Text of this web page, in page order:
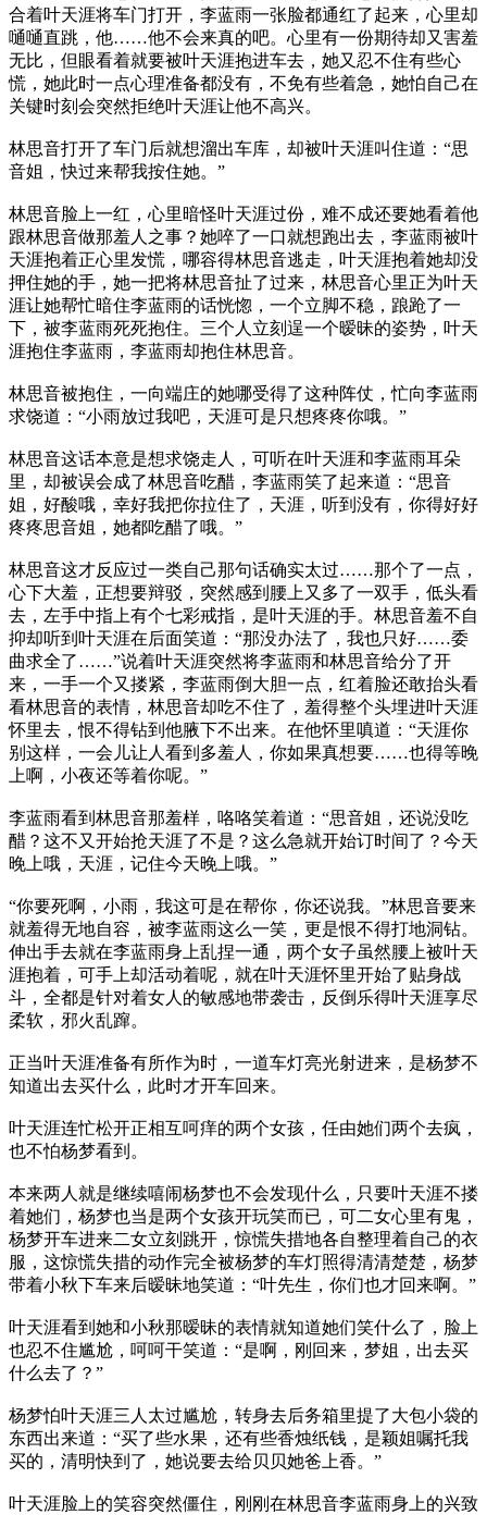
合着叶天涯将车门打开，李蓝雨一张脸都通红了起来，心里却
嗵嗵直跳，他……他不会来真的吧。心里有一份期待却又害羞
无比，但眼看着就要被叶天涯抱进车去，她又忍不住有些心
慌，她此时一点心理准备都没有，不免有些着急，她怕自己在
关键时刻会突然拒绝叶天涯让他不高兴。
林思音打开了车门后就想溜出车库，却被叶天涯叫住道：“思
音姐，快过来帮我按住她。”
林思音脸上一红，心里暗怪叶天涯过份，难不成还要她看着他
跟林思音做那羞人之事？她啐了一口就想跑出去，李蓝雨被叶
天涯抱着正心里发慌，哪容得林思音逃走，叶天涯抱着她却没
押住她的手，她一把将林思音扯了过来，林思音心里正为叶天
涯让她帮忙暗住李蓝雨的话恍惚，一个立脚不稳，踉跄了一
下，被李蓝雨死死抱住。三个人立刻逞一个暧昧的姿势，叶天
涯抱住李蓝雨，李蓝雨却抱住林思音。
林思音被抱住，一向端庄的她哪受得了这种阵仗，忙向李蓝雨
求饶道：“小雨放过我吧，天涯可是只想疼疼你哦。”
林思音这话本意是想求饶走人，可听在叶天涯和李蓝雨耳朵
里，却被误会成了林思音吃醋，李蓝雨笑了起来道：“思音
姐，好酸哦，幸好我把你拉住了，天涯，听到没有，你得好好
疼疼思音姐，她都吃醋了哦。”
林思音这才反应过一类自己那句话确实太过……那个了一点，
心下大羞，正想要辩驳，突然感到腰上又多了一双手，低头看
去，左手中指上有个七彩戒指，是叶天涯的手。林思音羞不自
抑却听到叶天涯在后面笑道：“那没办法了，我也只好……委
曲求全了……”说着叶天涯突然将李蓝雨和林思音给分了开
来，一手一个又搂紧，李蓝雨倒大胆一点，红着脸还敢抬头看
看林思音的表情，林思音却吃不住了，羞得整个头埋进叶天涯
怀里去，恨不得钻到他腋下不出来。在他怀里嗔道：“天涯你
别这样，一会儿让人看到多羞人，你如果真想要……也得等晚
上啊，小夜还等着你呢。”
李蓝雨看到林思音那羞样，咯咯笑着道：“思音姐，还说没吃
醋？这不又开始抢天涯了不是？这么急就开始订时间了？今天
晚上哦，天涯，记住今天晚上哦。”
“你要死啊，小雨，我这可是在帮你，你还说我。”林思音要来
就羞得无地自容，被李蓝雨这么一笑，更是恨不得打地洞钻。
伸出手去就在李蓝雨身上乱捏一通，两个女子虽然腰上被叶天
涯抱着，可手上却活动着呢，就在叶天涯怀里开始了贴身战
斗，全都是针对着女人的敏感地带袭击，反倒乐得叶天涯享尽
柔软，邪火乱蹿。
正当叶天涯准备有所作为时，一道车灯亮光射进来，是杨梦不
知道出去买什么，此时才开车回来。
叶天涯连忙松开正相互呵痒的两个女孩，任由她们两个去疯，
也不怕杨梦看到。
本来两人就是继续嘻闹杨梦也不会发现什么，只要叶天涯不搂
着她们，杨梦也当是两个女孩开玩笑而已，可二女心里有鬼，
杨梦开车进来二女立刻跳开，惊慌失措地各自整理着自己的衣
服，这惊慌失措的动作完全被杨梦的车灯照得清清楚楚，杨梦
带着小秋下车来后暧昧地笑道：“叶先生，你们也才回来啊。”
叶天涯看到她和小秋那暧昧的表情就知道她们笑什么了，脸上
也忍不住尴尬，呵呵干笑道：“是啊，刚回来，梦姐，出去买
什么去了？”
杨梦怕叶天涯三人太过尴尬，转身去后务箱里提了大包小袋的
东西出来道：“买了些水果，还有些香烛纸钱，是颖姐嘱托我
买的，清明快到了，她说要去给贝贝她爸上香。”
叶天涯脸上的笑容突然僵住，刚刚在林思音李蓝雨身上的兴致